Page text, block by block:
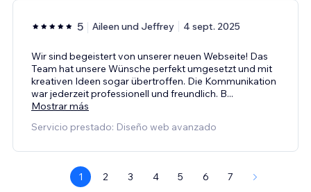
5 Aileen und Jeffrey 4 sept. 2025
Wir sind begeistert von unserer neuen Webseite! Das
Team hat unsere Wünsche perfekt umgesetzt und mit
kreativen Ideen sogar übertroffen. Die Kommunikation
war jederzeit professionell und freundlich. B...
Mostrar más
Servicio prestado: Diseño web avanzado
1 2 3 4 5 6 7